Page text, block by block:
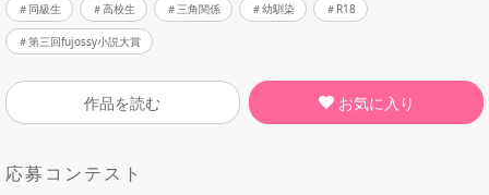
同級生 高校生 三角関係 幼馴染 R18
第三回fujossy小説大賞
作品を読む お気に入り
応募コンテスト